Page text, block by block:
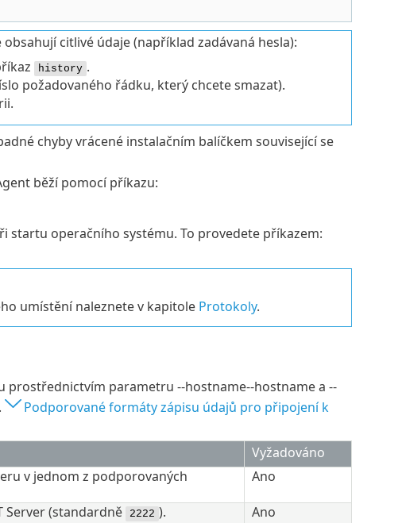
citlivé údaje (například zadávaná hesla):
history .
požadovaného řádku, který chcete smazat).
chyby vrácené instalačním balíčkem související se
běží pomocí příkazu:
startu operačního systému. To provedete příkazem:
umístění naleznete v kapitole Protokoly.
prostřednictvím parametru --hostname--hostname a --
Podporované formáty zápisu údajů pro připojení k
Vyžadováno
v jednom z podporovaných
Ano
Server (standardně 2222 ). Ano